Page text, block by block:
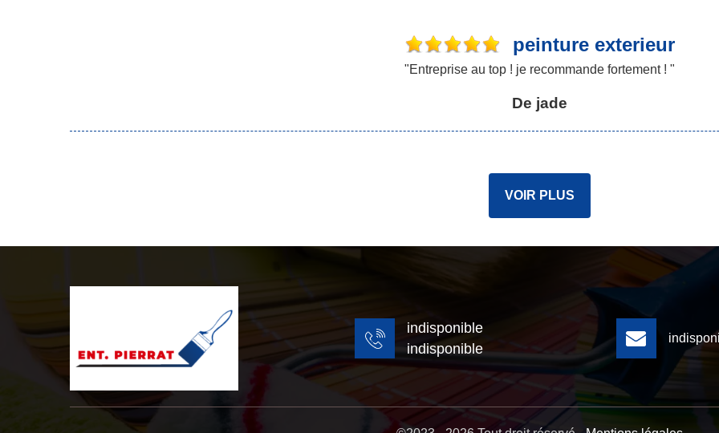
peinture exterieur
"Entreprise au top ! je recommande fortement ! "
De jade
VOIR PLUS
indisponible
indisponible